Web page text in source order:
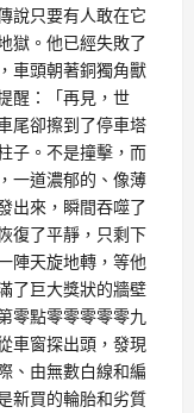
說只要有人敢在它
獄。他已經失敗了
車頭朝著銅獨角獸
醒：「再見，世
尾卻擦到了停車塔
子。不是撞擊，而
一道濃郁的、像薄
出來，瞬間吞噬了
復了平靜，只剩下
陣天旋地轉，等他
了巨大獎狀的牆壁
零點零零零零零九
車窗探出頭，發現
、由無數白線和編
新買的輪胎和劣質